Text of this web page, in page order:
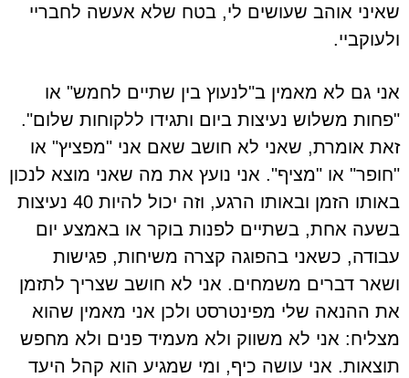
שאיני אוהב שעושים לי, בטח שלא אעשה לחבריי
ולעוקביי.
אני גם לא מאמין ב"לנעוץ בין שתיים לחמש" או
"פחות משלוש נעיצות ביום ותגידו ללקוחות שלום".
זאת אומרת, שאני לא חושב שאם אני "מפציץ" או
"חופר" או "מציף". אני נועץ את מה שאני מוצא לנכון
באותו הזמן ובאותו הרגע, וזה יכול להיות 40 נעיצות
בשעה אחת, בשתיים לפנות בוקר או באמצע יום
עבודה, כשאני בהפוגה קצרה משיחות, פגישות
ושאר דברים משמחים. אני לא חושב שצריך לתזמן
את ההנאה שלי מפינטרסט ולכן אני מאמין שהוא
מצליח: אני לא משווק ולא מעמיד פנים ולא מחפש
תוצאות. אני עושה כיף, ומי שמגיע הוא קהל היעד